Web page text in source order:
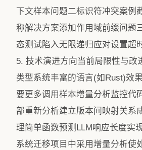
下文样本问题二标识符冲突案例
称解决方案添加作用域前缀问题
态测试陷入无限递归应对设置超
5. 技术演进方向当前局限性与改
类型系统丰富的语言(如Rust)效
要更多调用样本增量分析监控代
部重新分析建立版本间映射关系
理简单函数预测LLM响应长度实
系统迁移项目中采用增量分析使